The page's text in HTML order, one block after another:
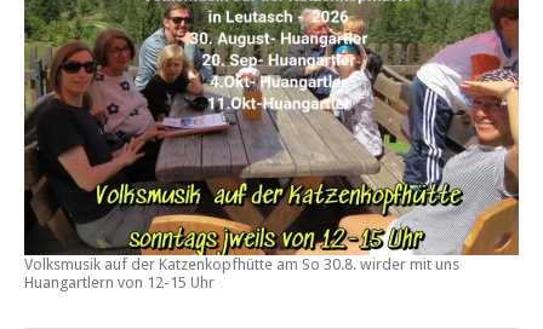
Volksmusik auf der Katzenkopfhütte am So 30.8. wirder mit uns
Huangartlern von 12-15 Uhr